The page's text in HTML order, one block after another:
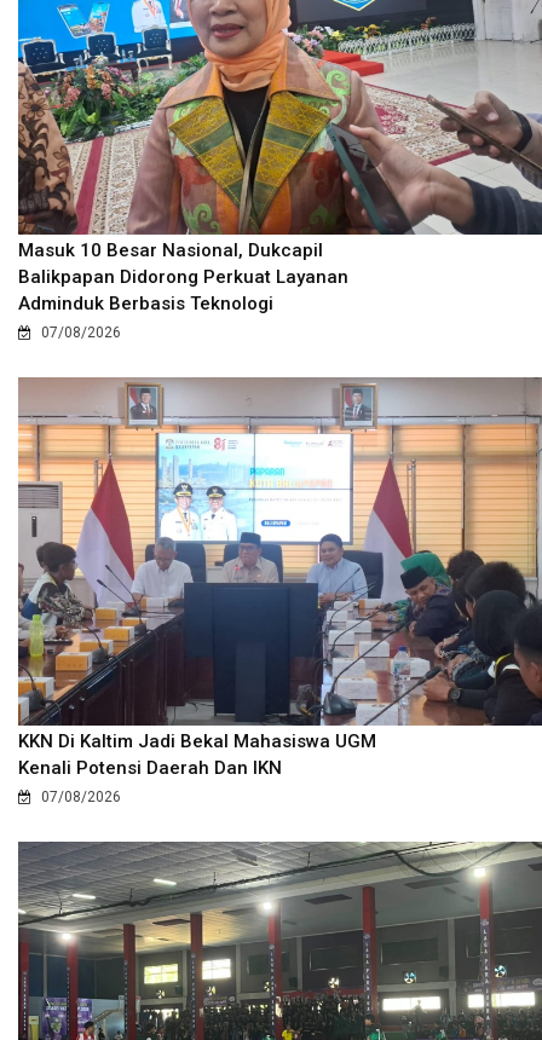
Masuk 10 Besar Nasional, Dukcapil
Balikpapan Didorong Perkuat Layanan
Adminduk Berbasis Teknologi
07/08/2026
KKN Di Kaltim Jadi Bekal Mahasiswa UGM
Kenali Potensi Daerah Dan IKN
07/08/2026